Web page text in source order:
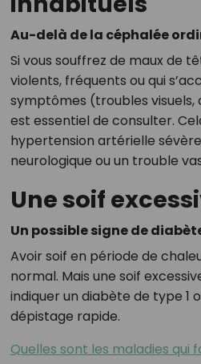
Au-delà de la céphalée
Si vous souffrez de maux de
violents, fréquents ou qui
symptômes (troubles visuels,
est essentiel de consulter.
hypertension artérielle
neurologique ou un trouble
Une soif
Un possible signe de
Avoir soif en période de
normal. Mais une soif
indiquer un diabète de type 1
dépistage rapide.
Quelles sont les maladies qui